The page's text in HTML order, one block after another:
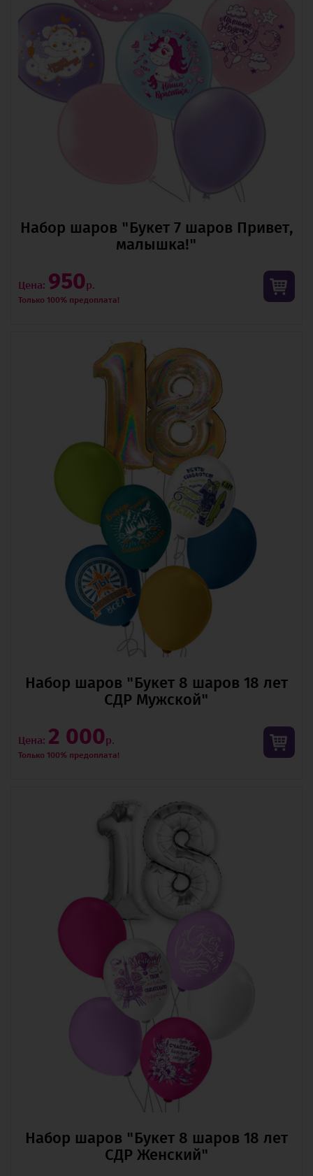
Набор шаров "Букет 7 шаров Привет,
малышка!"
Цена: 950р.
Только 100% предоплата!
Набор шаров "Букет 8 шаров 18 лет
СДР Мужской"
Цена: 2 000р.
Только 100% предоплата!
Набор шаров "Букет 8 шаров 18 лет
СДР Женский"